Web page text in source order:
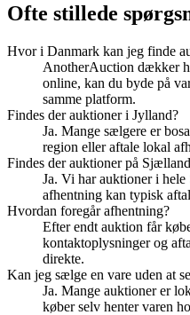
Ofte stillede
Hvor i Danmark kan jeg finde
AnotherAuction dækker
online, kan du byde på
samme platform.
Findes der auktioner i Jylland?
Ja. Mange sælgere er
region eller aftale lokal
Findes der auktioner på
Ja. Vi har auktioner i
afhentning kan typisk
Hvordan foregår afhentning?
Efter endt auktion får
kontaktoplysninger og
direkte.
Kan jeg sælge en vare uden at
Ja. Mange auktioner er
køber selv henter varen